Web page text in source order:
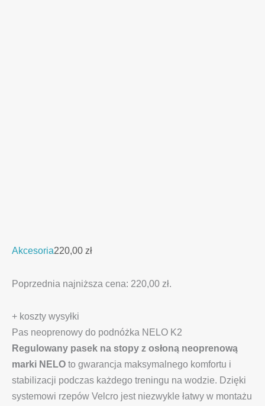
Akcesoria220,00 zł
Poprzednia najniższa cena: 220,00 zł.
+ koszty wysyłki
Pas neoprenowy do podnóżka NELO K2
Regulowany pasek na stopy z osłoną neoprenową
marki NELO to gwarancja maksymalnego komfortu i
stabilizacji podczas każdego treningu na wodzie. Dzięki
systemowi rzepów Velcro jest niezwykle łatwy w montażu